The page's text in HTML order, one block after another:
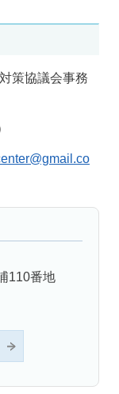
策協議会事務
110番地